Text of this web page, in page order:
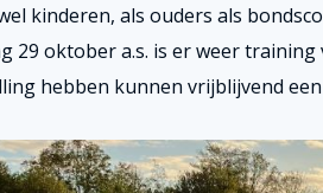
kinderen, als ouders als
29 oktober a.s. is er weer
hebben kunnen vrijblijvend